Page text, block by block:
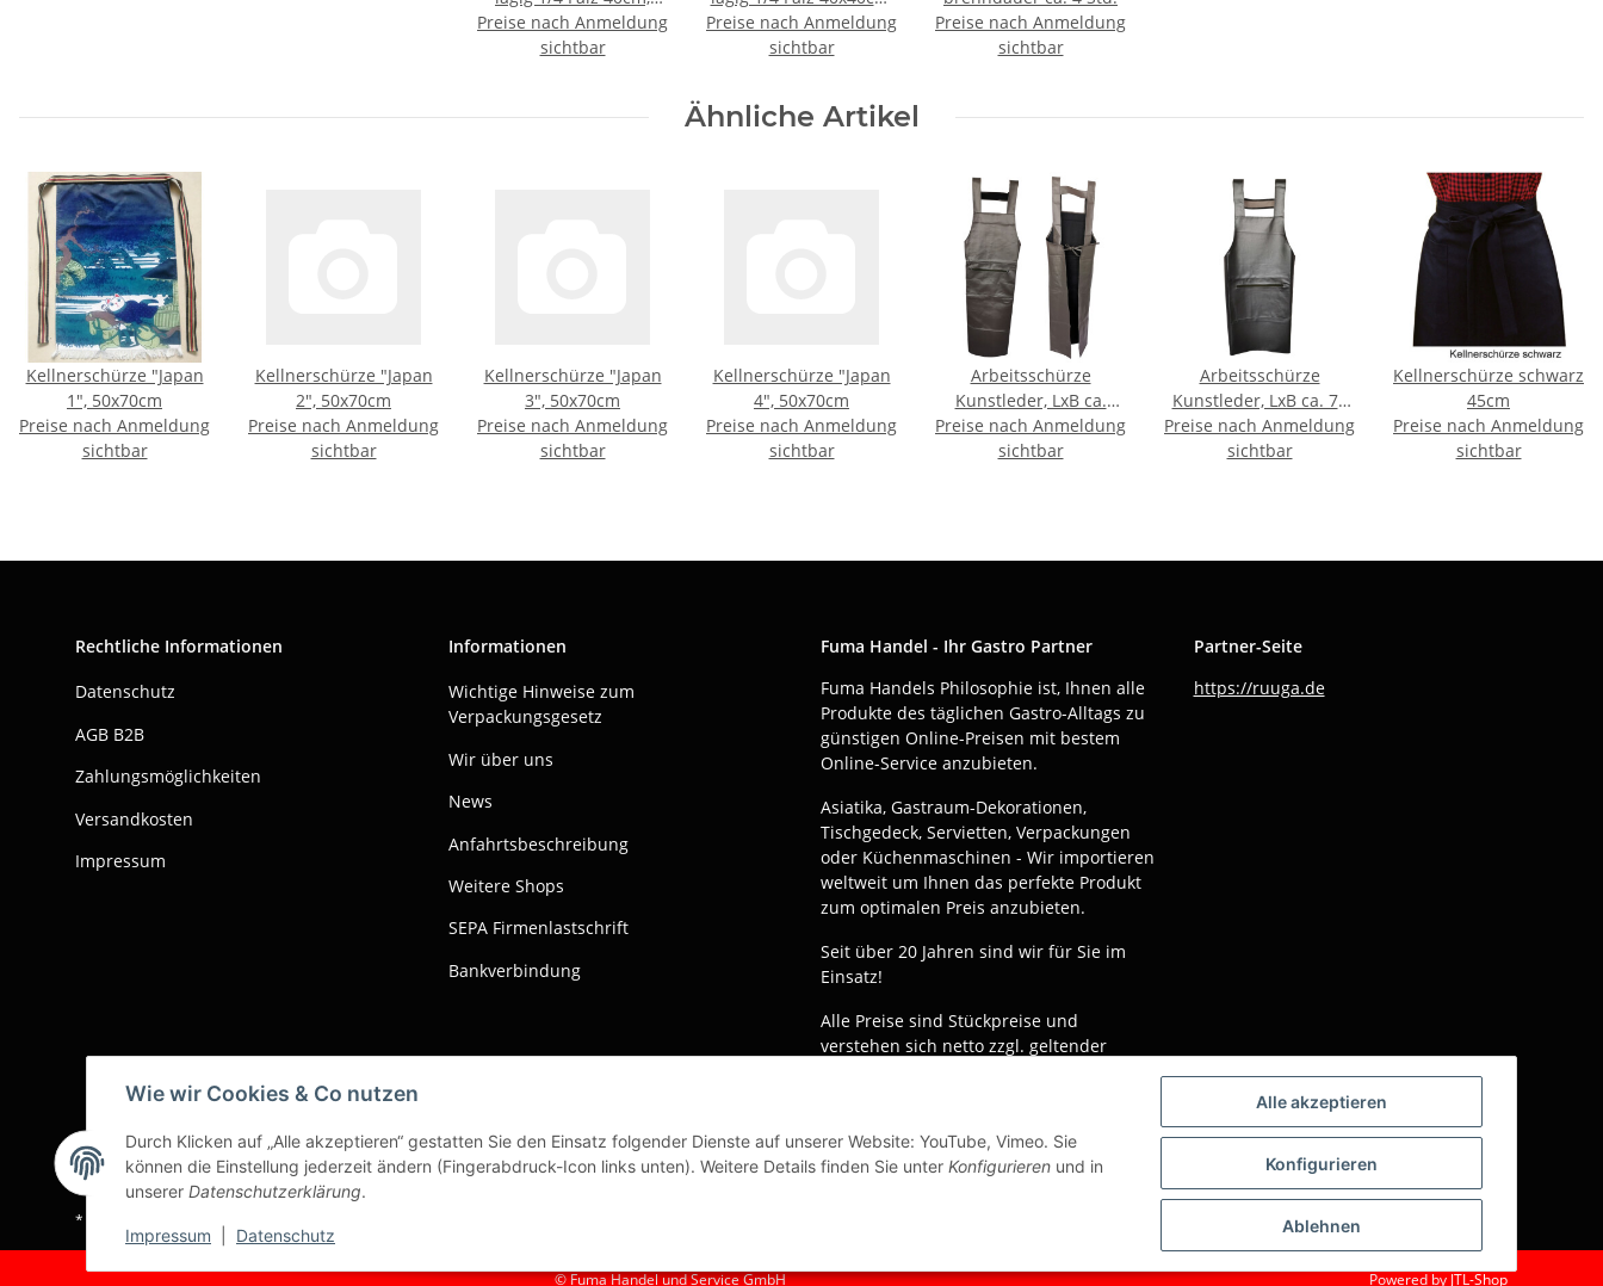
Alle akzeptieren
Konfigurieren
Ablehnen
Wie wir Cookies & Co nutzen
Durch Klicken auf „Alle akzeptieren“ gestatten Sie den Einsatz folgender Dienste auf unserer Website: YouTube, Vimeo. Sie
können die Einstellung jederzeit ändern (Fingerabdruck-Icon links unten). Weitere Details finden Sie unter Konfigurieren und in
unserer Datenschutzerklärung.
Impressum Datenschutz
1600Stk. Aprikose
Preise nach Anmeldung
sichtbar
600Stk. Rosen
Preise nach Anmeldung
sichtbar
Preise nach Anmeldung
sichtbar
Ähnliche Artikel
Kellnerschürze "Japan
1", 50x70cm
Preise nach Anmeldung
sichtbar
Kellnerschürze "Japan
2", 50x70cm
Preise nach Anmeldung
sichtbar
Kellnerschürze "Japan
3", 50x70cm
Preise nach Anmeldung
sichtbar
Kellnerschürze "Japan
4", 50x70cm
Preise nach Anmeldung
sichtbar
Arbeitsschürze
Kunstleder, LxB ca.
105x72cm
Preise nach Anmeldung
sichtbar
Arbeitsschürze
Kunstleder, LxB ca. 75
x72cm
Preise nach Anmeldung
sichtbar
Kellnerschürze schwarz
45cm
Preise nach Anmeldung
sichtbar
Rechtliche Informationen
Datenschutz
AGB B2B
Zahlungsmöglichkeiten
Versandkosten
Impressum
Informationen
Wichtige Hinweise zum
Verpackungsgesetz
Wir über uns
News
Anfahrtsbeschreibung
Weitere Shops
SEPA Firmenlastschrift
Bankverbindung
Fuma Handel - Ihr Gastro Partner
Fuma Handels Philosophie ist, Ihnen alle
Produkte des täglichen Gastro-Alltags zu
günstigen Online-Preisen mit bestem
Online-Service anzubieten.
Asiatika, Gastraum-Dekorationen,
Tischgedeck, Servietten, Verpackungen
oder Küchenmaschinen - Wir importieren
weltweit um Ihnen das perfekte Produkt
zum optimalen Preis anzubieten.
Seit über 20 Jahren sind wir für Sie im
Einsatz!
Alle Preise sind Stückpreise und
verstehen sich netto zzgl. geltender
Gewerbetreibende - Bestellungen von
Privatkunden werden nicht bearbeitet!
Partner-Seite
https://ruuga.de
* Alle Preise zzgl. gesetzlicher USt., zzgl.
© Fuma Handel und Service GmbH Powered by JTL-Shop